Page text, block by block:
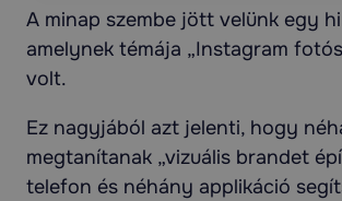
A minap szembe jött velünk egy
amelynek témája „Instagram
volt.
Ez nagyjából azt jelenti, hogy
megtanítanak „vizuális brandet
telefon és néhány applikáció